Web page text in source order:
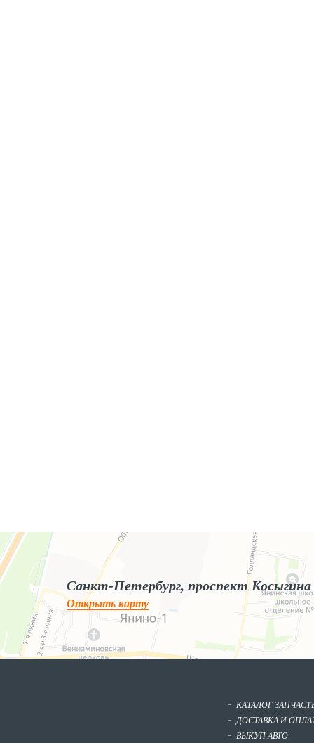
Яндекс.Карты
Яндекс.Карты — поиск мест и адресов, городской транспорт
Санкт-Петербург, проспект Косыгина
Открыть карту
КАТАЛОГ
ДОСТАВКА И
ВЫКУП АВТО